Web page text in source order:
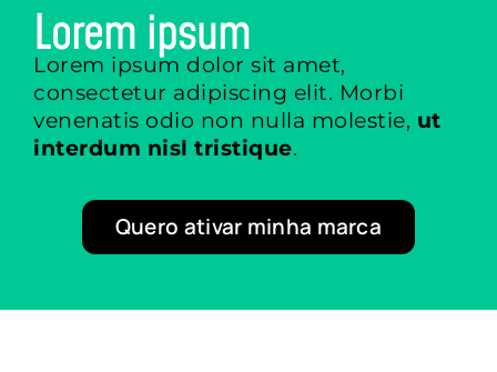
Lorem ipsum
Lorem ipsum dolor sit amet,
consectetur adipiscing elit. Morbi
venenatis odio non nulla molestie, ut
interdum nisl tristique.
Quero ativar minha marca